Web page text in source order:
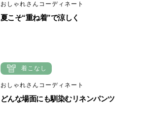
おしゃれさんコーディネート
夏こそ“重ね着”で涼しく
着こなし
おしゃれさんコーディネート
どんな場面にも馴染むリネンパンツ